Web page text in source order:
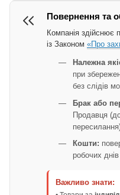
Повернення та
Компанія здійснює
із Законом «Про
Належна
при
без слідів
Брак або
Продавця
Кошти:
робочих
Важливо знати: